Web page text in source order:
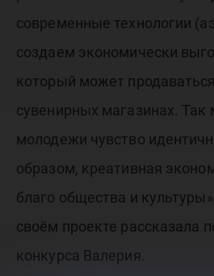
современные технологии
создаем экономически
который может
сувенирных магазинах.
молодежи чувство
образом, креативная
благо общества и
своём проекте рассказала
конкурса Валерия.